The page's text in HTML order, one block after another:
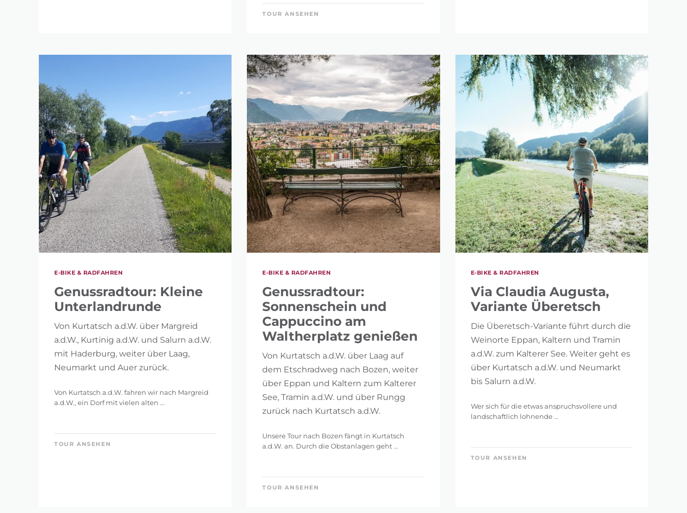
SUCHE VERFEINERN
SUCHBEGRIFF
LÄNGE
146 km
HÖHENMETER
1 m
5.121 m
TOUR ANSEHEN
E-BIKE & RADFAHREN
Genussradtour: Kleine
Unterlandrunde
Von Kurtatsch a.d.W. über Margreid
a.d.W., Kurtinig a.d.W. und Salurn a.d.W.
mit Haderburg, weiter über Laag,
Neumarkt und Auer zurück.
Von Kurtatsch a.d.W. fahren wir nach Margreid
a.d.W., ein Dorf mit vielen alten ...
TOUR ANSEHEN
E-BIKE & RADFAHREN
Genussradtour:
Sonnenschein und
Cappuccino am
Waltherplatz genießen
Von Kurtatsch a.d.W. über Laag auf
dem Etschradweg nach Bozen, weiter
über Eppan und Kaltern zum Kalterer
See, Tramin a.d.W. und über Rungg
zurück nach Kurtatsch a.d.W.
Unsere Tour nach Bozen fängt in Kurtatsch
a.d.W. an. Durch die Obstanlagen geht ...
TOUR ANSEHEN
E-BIKE & RADFAHREN
Via Claudia Augusta,
Variante Überetsch
Die Überetsch-Variante führt durch die
Weinorte Eppan, Kaltern und Tramin
a.d.W. zum Kalterer See. Weiter geht es
über Kurtatsch a.d.W. und Neumarkt
bis Salurn a.d.W.
Wer sich für die etwas anspruchsvollere und
landschaftlich lohnende ...
TOUR ANSEHEN